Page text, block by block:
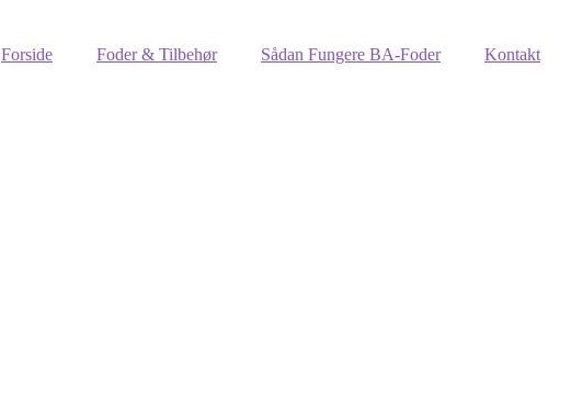
Forside Foder & Tilbehør Sådan Fungere BA-Foder Kontakt